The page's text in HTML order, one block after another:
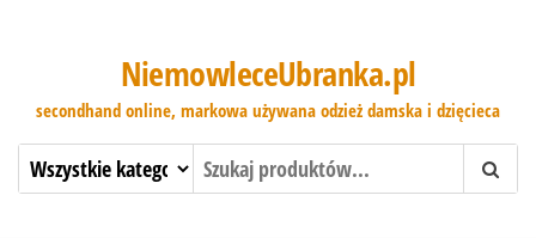
NiemowleceUbranka.pl
secondhand online, markowa używana odzież damska i dzięcieca